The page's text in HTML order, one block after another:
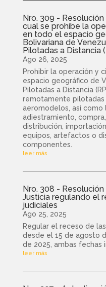
Nro. 309 -
cual se prohíbe la
en todo el espacio
Bolivariana de
Pilotadas a Distancia
Ago 26, 2025
Prohibir la operación y
espacio geográfico de
Pilotadas a Distancia
remotamente pilotadas
aeromodelos, así como
adiestramiento,
distribución,
equipos, artefactos o
componentes.
leer más
Nro. 308 -
Justicia regulando el
judiciales
Ago 25, 2025
Regular el receso de
desde el 15 de agosto
de 2025, ambas fechas
leer más